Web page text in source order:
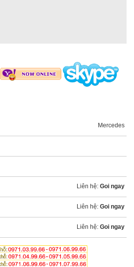
Mercedes
Liên hệ: Goi ngay
Liên hệ: Goi ngay
Liên hệ: Goi ngay